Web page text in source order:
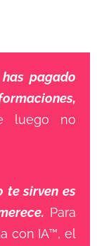
has pagado
luego no
te sirven es
Para
con IA™, el